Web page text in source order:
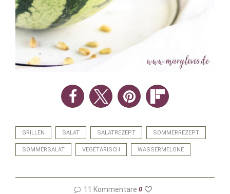
GRILLEN SALAT SALATREZEPT SOMMERREZEPT
SOMMERSALAT VEGETARISCH WASSERMELONE
11 Kommentare 0